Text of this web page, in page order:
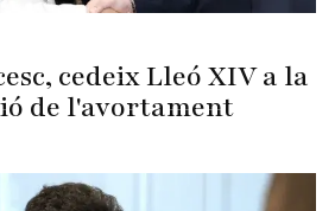
cedeix Lleó XIV a la
de l'avortament